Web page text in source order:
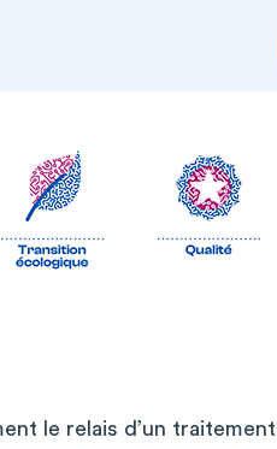
le relais d’un traitement